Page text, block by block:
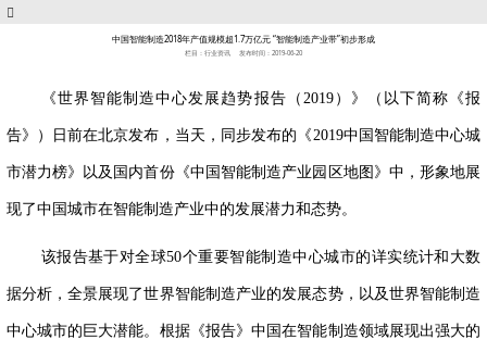
中国智能制造2018年产值规模超1.7万亿元 “智能制造产业带”初步形成
栏目：行业资讯 发布时间：2019-06-20
《世界智能制造中心发展趋势报告（ 2019）》（以下简称《报
告》）日前在北京发布，当天，同步发布的《2019中国智能制造中心城
市潜力榜》以及国内首份《中国智能制造产业园区地图》中，形象地展
现了中国城市在智能制造产业中的发展潜力和态势。
该报告基于对全球50个重要智能制造中心城市的详实统计和大数
据分析，全景展现了世界智能制造产业的发展态势，以及世界智能制造
中心城市的巨大潜能。根据《报告》中国在智能制造领域展现出强大的